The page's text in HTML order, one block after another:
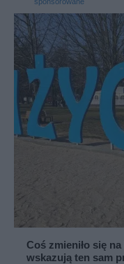
Coś zmieniło się
wskazują ten sam